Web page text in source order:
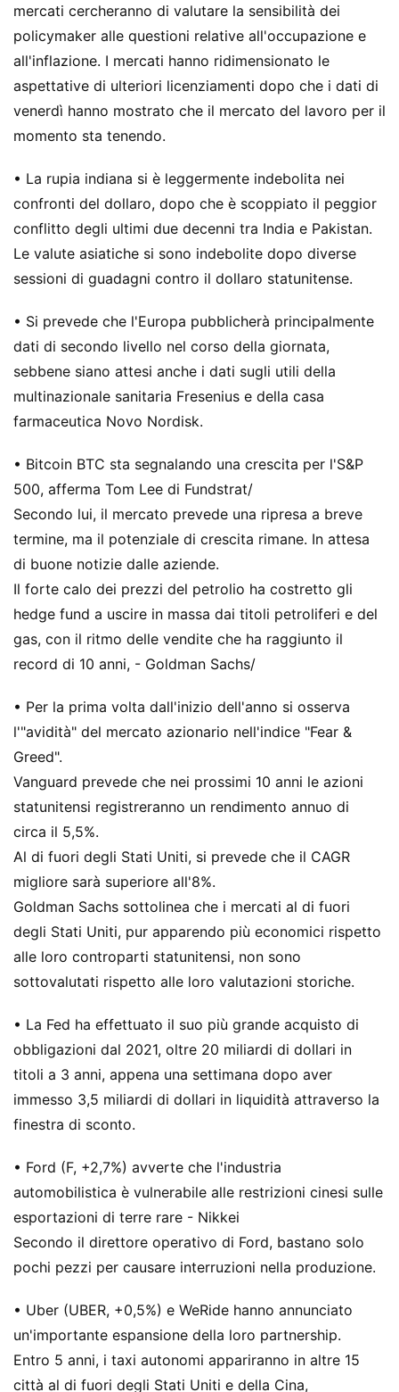
mercati cercheranno di valutare la sensibilità dei
policymaker alle questioni relative all'occupazione e
all'inflazione. I mercati hanno ridimensionato le
aspettative di ulteriori licenziamenti dopo che i dati di
venerdì hanno mostrato che il mercato del lavoro per il
momento sta tenendo.
• La rupia indiana si è leggermente indebolita nei
confronti del dollaro, dopo che è scoppiato il peggior
conflitto degli ultimi due decenni tra India e Pakistan.
Le valute asiatiche si sono indebolite dopo diverse
sessioni di guadagni contro il dollaro statunitense.
• Si prevede che l'Europa pubblicherà principalmente
dati di secondo livello nel corso della giornata,
sebbene siano attesi anche i dati sugli utili della
multinazionale sanitaria Fresenius e della casa
farmaceutica Novo Nordisk.
• Bitcoin BTC sta segnalando una crescita per l'S&P
500, afferma Tom Lee di Fundstrat/
Secondo lui, il mercato prevede una ripresa a breve
termine, ma il potenziale di crescita rimane. In attesa
di buone notizie dalle aziende.
Il forte calo dei prezzi del petrolio ha costretto gli
hedge fund a uscire in massa dai titoli petroliferi e del
gas, con il ritmo delle vendite che ha raggiunto il
record di 10 anni, - Goldman Sachs/
• Per la prima volta dall'inizio dell'anno si osserva
l'"avidità" del mercato azionario nell'indice "Fear &
Greed".
Vanguard prevede che nei prossimi 10 anni le azioni
statunitensi registreranno un rendimento annuo di
circa il 5,5%.
Al di fuori degli Stati Uniti, si prevede che il CAGR
migliore sarà superiore all'8%.
Goldman Sachs sottolinea che i mercati al di fuori
degli Stati Uniti, pur apparendo più economici rispetto
alle loro controparti statunitensi, non sono
sottovalutati rispetto alle loro valutazioni storiche.
• La Fed ha effettuato il suo più grande acquisto di
obbligazioni dal 2021, oltre 20 miliardi di dollari in
titoli a 3 anni, appena una settimana dopo aver
immesso 3,5 miliardi di dollari in liquidità attraverso la
finestra di sconto.
• Ford (F, +2,7%) avverte che l'industria
automobilistica è vulnerabile alle restrizioni cinesi sulle
esportazioni di terre rare - Nikkei
Secondo il direttore operativo di Ford, bastano solo
pochi pezzi per causare interruzioni nella produzione.
• Uber (UBER, +0,5%) e WeRide hanno annunciato
un'importante espansione della loro partnership.
Entro 5 anni, i taxi autonomi appariranno in altre 15
città al di fuori degli Stati Uniti e della Cina,